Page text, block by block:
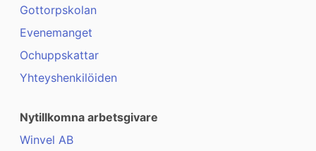
Gottorpskolan
Evenemanget
Ochuppskattar
Yhteyshenkilöiden
Nytillkomna arbetsgivare
Winvel AB